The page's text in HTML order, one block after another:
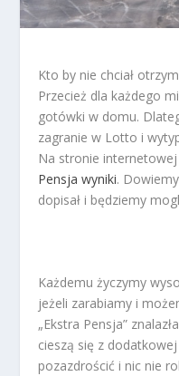
Kto by nie chciał
Przecież dla każdego
gotówki w domu.
zagranie w Lotto i
Na stronie
Pensja wyniki.
dopisał i będziemy
Każdemu życzymy
jeżeli zarabiamy i
„Ekstra Pensja”
cieszą się z
pozazdrościć i nic nie